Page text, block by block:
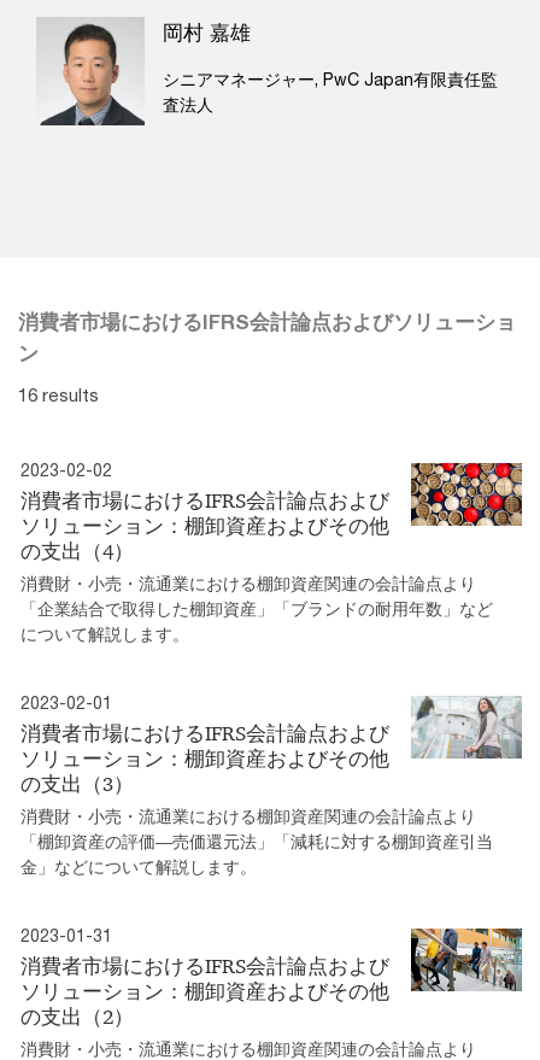
岡村 嘉雄
シニアマネージャー, PwC Japan有限責任監
査法人
消費者市場におけるIFRS会計論点およびソリューショ
ン
16 results
2023-02-02
消費者市場におけるIFRS会計論点および
ソリューション：棚卸資産およびその他
の支出（4）
消費財・小売・流通業における棚卸資産関連の会計論点より
「企業結合で取得した棚卸資産」「ブランドの耐用年数」など
について解説します。
2023-02-01
消費者市場におけるIFRS会計論点および
ソリューション：棚卸資産およびその他
の支出（3）
消費財・小売・流通業における棚卸資産関連の会計論点より
「棚卸資産の評価―売価還元法」「減耗に対する棚卸資産引当
金」などについて解説します。
2023-01-31
消費者市場におけるIFRS会計論点および
ソリューション：棚卸資産およびその他
の支出（2）
消費財・小売・流通業における棚卸資産関連の会計論点より